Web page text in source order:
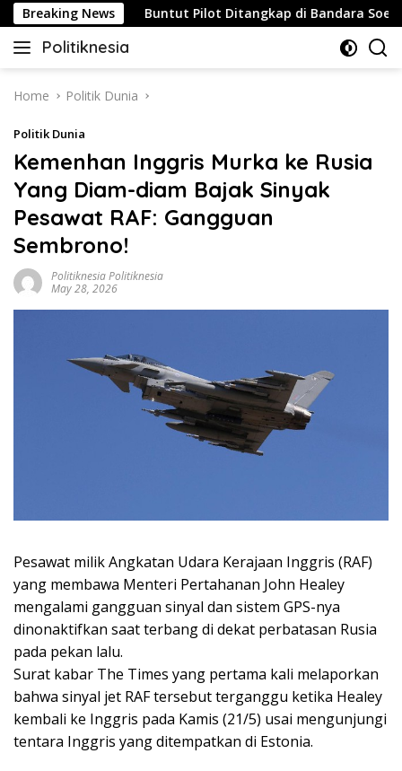
Skip
to
content
Breaking NewsBuntut Pilot Ditangkap di Bandara Soetta,
Politiknesia
Politiknesia.com
Home Politik Dunia
Politik Dunia
Kemenhan Inggris Murka ke Rusia
Yang Diam-diam Bajak Sinyak
Pesawat RAF: Gangguan
Sembrono!
Politiknesia Politiknesia
May 28, 2026
Pesawat milik Angkatan Udara Kerajaan Inggris (RAF)
yang membawa Menteri Pertahanan John Healey
mengalami gangguan sinyal dan sistem GPS-nya
dinonaktifkan saat terbang di dekat perbatasan Rusia
pada pekan lalu.
Surat kabar The Times yang pertama kali melaporkan
bahwa sinyal jet RAF tersebut terganggu ketika Healey
kembali ke Inggris pada Kamis (21/5) usai mengunjungi
tentara Inggris yang ditempatkan di Estonia.